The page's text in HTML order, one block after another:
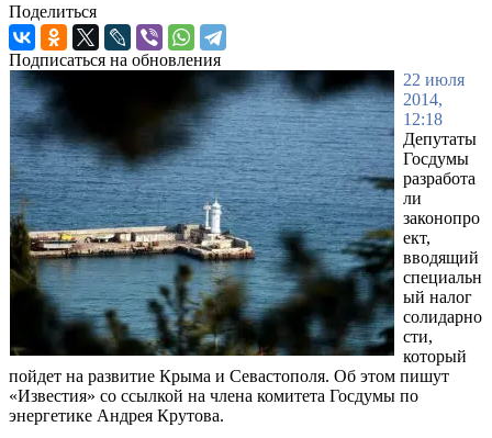
Поделиться
Подписаться на обновления
22 июля
2014,
12:18
Депутаты
Госдумы
разработа
ли
законопро
ект,
вводящий
специальн
ый налог
солидарно
сти,
который
пойдет на развитие Крыма и Севастополя. Об этом пишут
«Известия» со ссылкой на члена комитета Госдумы по
энергетике Андрея Крутова.